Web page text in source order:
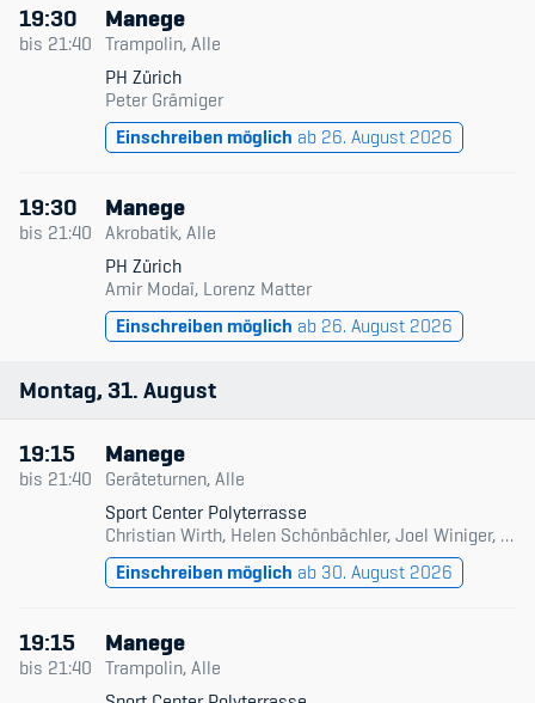
19:30
bis 21:40
Manege
Trampolin, Alle
PH Zürich
Peter Grämiger
Einschreiben möglich ab 26. August 2026
19:30
bis 21:40
Manege
Akrobatik, Alle
PH Zürich
Amir Modaï, Lorenz Matter
Einschreiben möglich ab 26. August 2026
Montag 31 August
19:15
bis 21:40
Manege
Geräteturnen, Alle
Sport Center Polyterrasse
Christian Wirth, Helen Schönbächler, Joel Winiger, Mia Küderli, Michelle Balogh
Einschreiben möglich ab 30. August 2026
19:15
bis 21:40
Manege
Trampolin, Alle